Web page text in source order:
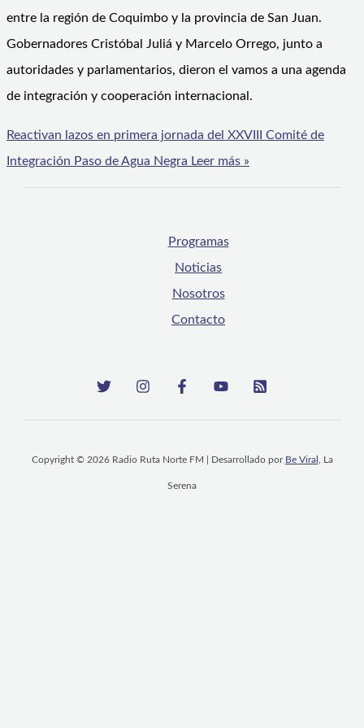
entre la región de Coquimbo y la provincia de San Juan.
Gobernadores Cristóbal Juliá y Marcelo Orrego, junto a
autoridades y parlamentarios, dieron el vamos a una agenda
de integración y cooperación internacional.
Reactivan lazos en primera jornada del XXVIII Comité de
Integración Paso de Agua Negra Leer más »
Programas
Noticias
Nosotros
Contacto
Copyright © 2026 Radio Ruta Norte FM | Desarrollado por Be Viral , La
Serena